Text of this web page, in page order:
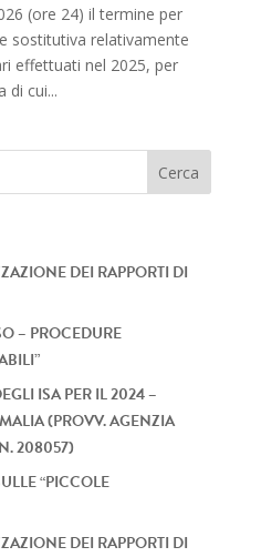
(ore 24) il termine per
sostitutiva relativamente
effettuati nel 2025, per
di cui...
DEI RAPPORTI DI
– PROCEDURE
ISA PER IL 2024 –
(PROVV. AGENZIA
208057)
“PICCOLE
DEI RAPPORTI DI